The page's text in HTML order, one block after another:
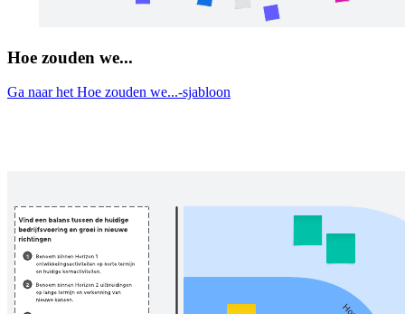
Hoe zouden we...
Ga naar het Hoe zouden we...-sjabloon